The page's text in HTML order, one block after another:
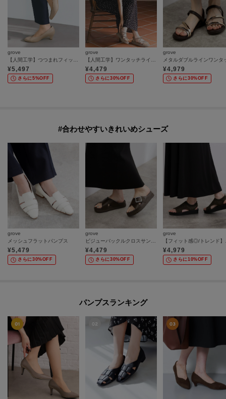
grove
¥5,497
さらに5%OFF
grove
¥4,479
さらに30%OFF
grove
¥4,979
さらに30%OFF
#合わせやすいきれいめシューズ
grove
メッシュフラットパンプス
¥5,479
さらに30%OFF
grove
ビジューバックルクロスサンダル
¥4,479
さらに30%OFF
grove
【フ
¥4,979
さらに10%OFF
パンプスランキング